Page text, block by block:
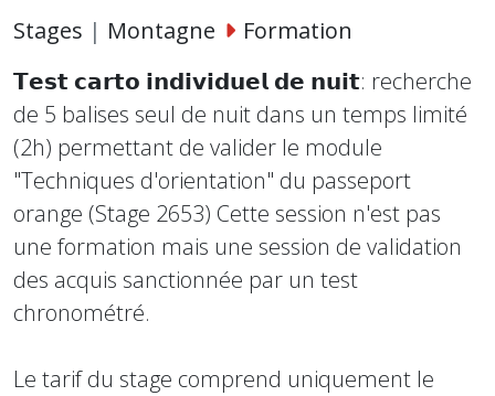
Stages | Montagne
Formation
𝗧𝗲𝘀𝘁 𝗰𝗮𝗿𝘁𝗼 𝗶𝗻𝗱𝗶𝘃𝗶𝗱𝘂𝗲𝗹 𝗱𝗲 𝗻𝘂𝗶𝘁: recherche
de 5 balises seul de nuit dans un temps limité
(2h) permettant de valider le module
"Techniques d'orientation" du passeport
orange (Stage 2653) Cette session n'est pas
une formation mais une session de validation
des acquis sanctionnée par un test
chronométré.
Le tarif du stage comprend uniquement le